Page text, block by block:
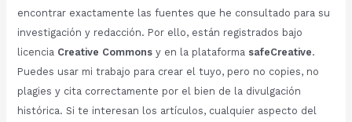
encontrar exactamente las fuentes que he consultado para su
investigación y redacción. Por ello, están registrados bajo
licencia Creative Commonsy en la plataforma safeCreative.
Puedes usar mi trabajo para crear el tuyo, pero no copies, no
plagies y cita correctamente por el bien de la divulgación
histórica. Si te interesan los artículos, cualquier aspecto del